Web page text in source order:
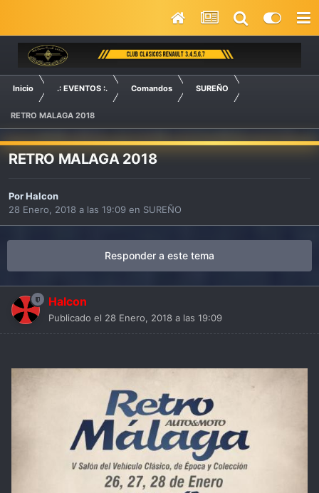
Inicio .: EVENTOS :. Comandos SUREÑO
RETRO MALAGA 2018
RETRO MALAGA 2018
PorHalcon
28 Enero, 2018 a las 19:09 en SUREÑO
Responder a este tema
Halcon
Publicado el 28 Enero, 2018 a las 19:09